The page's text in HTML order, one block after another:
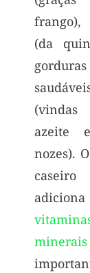
frango),
(da
gorduras
azeite
nozes).
caseiro
adiciona
minerais